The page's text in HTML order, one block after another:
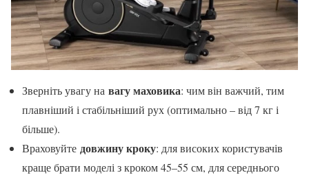
Зверніть увагу на вагу маховика: чим він важчий, тим
плавніший і стабільніший рух (оптимально – від 7 кг і
більше).
Враховуйте довжину кроку: для високих користувачів
краще брати моделі з кроком 45–55 см, для середнього